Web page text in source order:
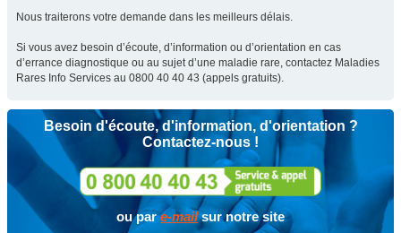
Nous traiterons votre demande dans les meilleurs délais.
Si vous avez besoin d’écoute, d’information ou d’orientation en cas
d’errance diagnostique ou au sujet d’une maladie rare, contactez Maladies
Rares Info Services au 0800 40 40 43 (appels gratuits).
Besoin d'écoute, d'information, d'orientation ?
Contactez-nous !
ou pare-mailsur notre site